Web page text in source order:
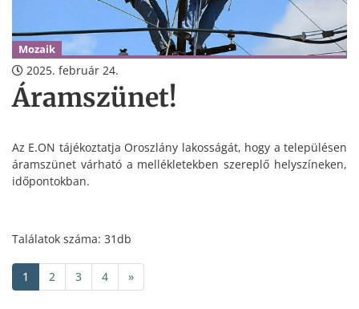
Mozaik
2025. február 24.
Áramszünet!
Az E.ON tájékoztatja Oroszlány lakosságát, hogy a településen
áramszünet várható a mellékletekben szereplő helyszíneken,
időpontokban.
Találatok száma: 31db
1 2 3 4 »